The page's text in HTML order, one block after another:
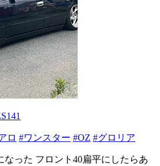
ロ #ワンスター #OZ #グロリア
なった フロント40扁平にしたらあ